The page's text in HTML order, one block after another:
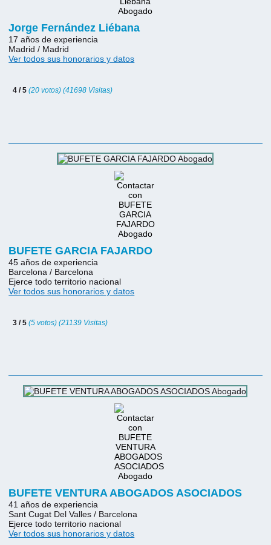
Jorge Fernández Liébana
17 años de experiencia
Madrid / Madrid
Ver todos sus honorarios y datos
4 / 5(20 votos) (41698 Visitas)
BUFETE GARCIA FAJARDO
45 años de experiencia
Barcelona / Barcelona
Ejerce todo territorio nacional
Ver todos sus honorarios y datos
3 / 5(5 votos) (21139 Visitas)
BUFETE VENTURA ABOGADOS ASOCIADOS
41 años de experiencia
Sant Cugat Del Valles / Barcelona
Ejerce todo territorio nacional
Ver todos sus honorarios y datos